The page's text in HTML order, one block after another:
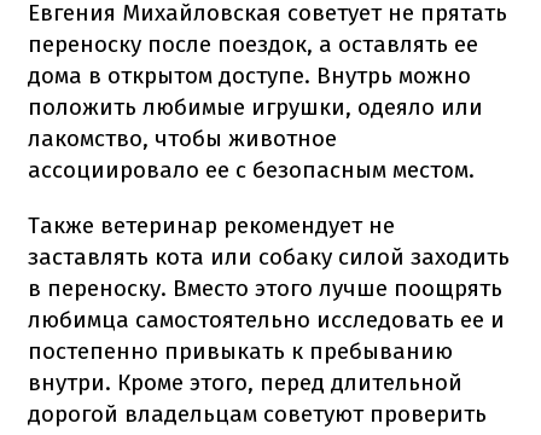
Евгения Михайловская советует не прятать
переноску после поездок, а оставлять ее
дома в открытом доступе. Внутрь можно
положить любимые игрушки, одеяло или
лакомство, чтобы животное
ассоциировало ее с безопасным местом.
Также ветеринар рекомендует не
заставлять кота или собаку силой заходить
в переноску. Вместо этого лучше поощрять
любимца самостоятельно исследовать ее и
постепенно привыкать к пребыванию
внутри. Кроме этого, перед длительной
дорогой владельцам советуют проверить